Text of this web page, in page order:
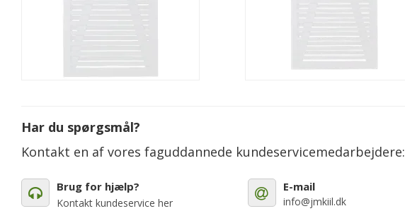
Har du spørgsmål?
Kontakt en af vores faguddannede kundeservicemedarbejdere:
Brug for hjælp?
Kontakt kundeservice her
E-mail
info@jmkiil.dk